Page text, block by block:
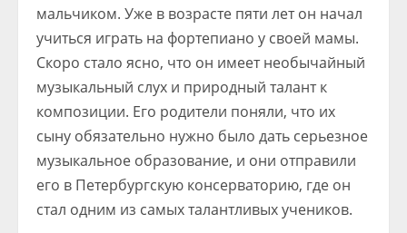
мальчиком. Уже в возрасте пяти лет он начал
учиться играть на фортепиано у своей мамы.
Скоро стало ясно, что он имеет необычайный
музыкальный слух и природный талант к
композиции. Его родители поняли, что их
сыну обязательно нужно было дать серьезное
музыкальное образование, и они отправили
его в Петербургскую консерваторию, где он
стал одним из самых талантливых учеников.